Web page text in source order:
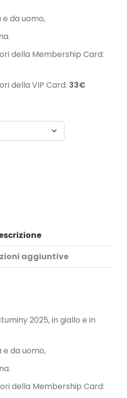
da uomo,
della Membership Card:
della VIP Card: 33€
aggiuntive
2025, in giallo e in
da uomo,
della Membership Card: